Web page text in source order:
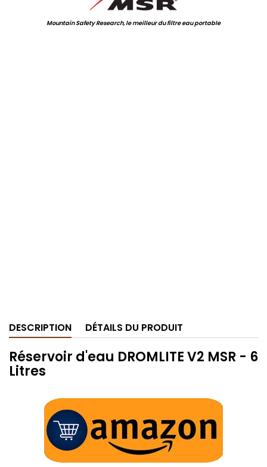
Mountain Safety Research, le meilleur du filtre eau portable
DESCRIPTION DÉTAILS DU PRODUIT
Réservoir d'eau DROMLITE V2 MSR - 6
Litres
.